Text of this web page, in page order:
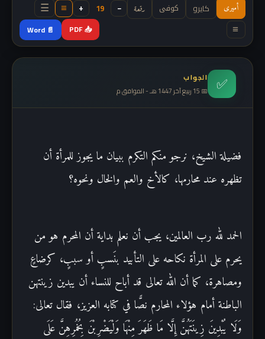
أميرى كايرو كوفى رقعة −
19
+
≡
☰
≡
📥 PDF
📄 Word
✅
الجواب
📅 15 ربيع آخر 1447 هـ - الموافق م
فضيلة الشيخ، نرجو منكم التكرم ببيان ما يجوز للمرأة أن
تظهره عند محارمها، كالأخ والعم والخال ونحوه؟
الحمد لله رب العالمين، يجب أن نعلم بداية أن المحرم هو من
يحرم على المرأة نكاحه على التأبيد بنَسبٍ أو سببٍ، كرضاعٍ
ومصاهرة، كما أن الله تعالى قد أباح للنساء أن يبدين زينتهن
الباطنة أمام هؤلاء المحارم نصًّا في كتابه العزيز، فقال تعالى:
وَلَا يُبْدِينَ زِينَتَهُنَّ إِلَّا مَا ظَهَرَ مِنْهَا وَلْيَضْرِبْنَ بِخُمُرِهِنَّ عَلَى